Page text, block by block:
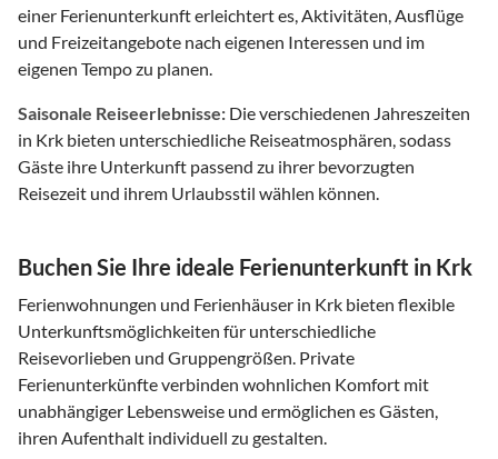
einer Ferienunterkunft erleichtert es, Aktivitäten, Ausflüge
und Freizeitangebote nach eigenen Interessen und im
eigenen Tempo zu planen.
Saisonale Reiseerlebnisse: Die verschiedenen Jahreszeiten
in Krk bieten unterschiedliche Reiseatmosphären, sodass
Gäste ihre Unterkunft passend zu ihrer bevorzugten
Reisezeit und ihrem Urlaubsstil wählen können.
Buchen Sie Ihre ideale Ferienunterkunft in Krk
Ferienwohnungen und Ferienhäuser in Krk bieten flexible
Unterkunftsmöglichkeiten für unterschiedliche
Reisevorlieben und Gruppengrößen. Private
Ferienunterkünfte verbinden wohnlichen Komfort mit
unabhängiger Lebensweise und ermöglichen es Gästen,
ihren Aufenthalt individuell zu gestalten.